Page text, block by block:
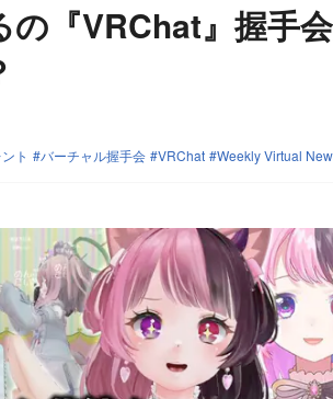
の『VRChat』握手
ト バーチャル握手会 VRChat Weekly Virtual